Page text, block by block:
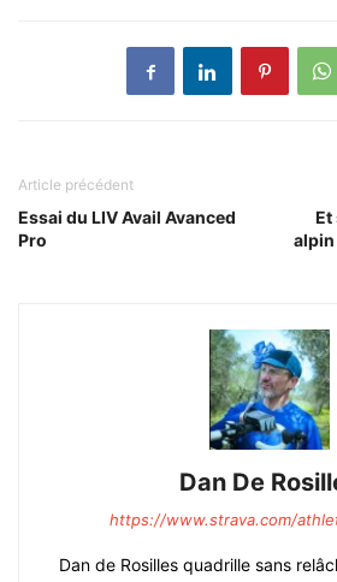
Article précédent
Essai du LIV Avail Avanced
Pro
Et
alpin
Dan De
https://www.strava.com/
Dan de Rosilles quadrille sans